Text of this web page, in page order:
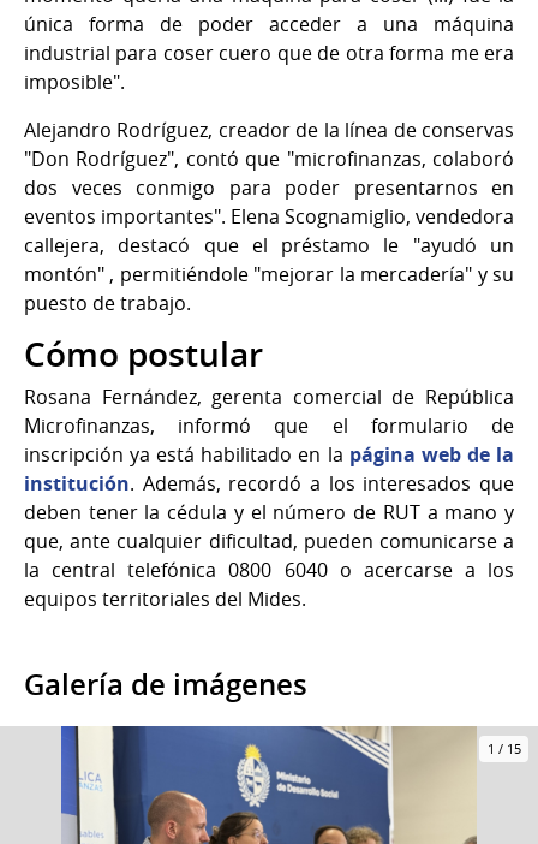
única forma de poder acceder a una máquina
industrial para coser cuero que de otra forma me era
imposible".
Alejandro Rodríguez, creador de la línea de conservas
"Don Rodríguez", contó que "microfinanzas, colaboró
dos veces conmigo para poder presentarnos en
eventos importantes". Elena Scognamiglio, vendedora
callejera, destacó que el préstamo le "ayudó un
montón" , permitiéndole "mejorar la mercadería" y su
puesto de trabajo.
Cómo postular
Rosana Fernández, gerenta comercial de República
Microfinanzas, informó que el formulario de
inscripción ya está habilitado en la página web de la
institución. Además, recordó a los interesados que
deben tener la cédula y el número de RUT a mano y
que, ante cualquier dificultad, pueden comunicarse a
la central telefónica 0800 6040 o acercarse a los
equipos territoriales del Mides.
Galería de imágenes
1 / 15